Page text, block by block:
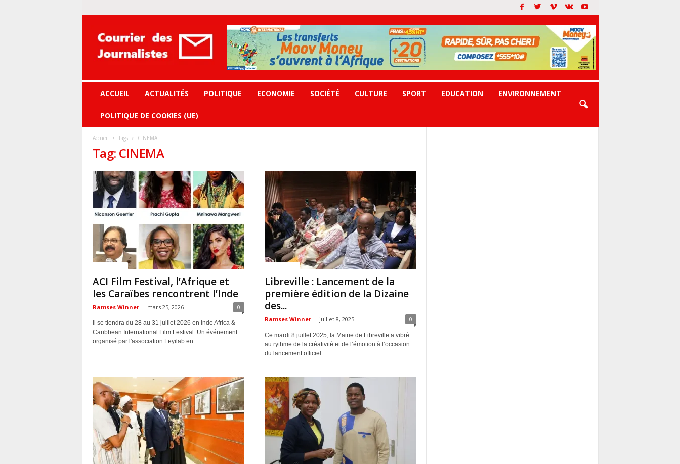
journalistes
ACCUEIL ACTUALITÉS POLITIQUE ECONOMIE SOCIÉTÉ CULTURE SPORT EDUCATION ENVIRONNEMENT
POLITIQUE DE COOKIES (UE)
Accueil Tags CINEMA
Tag: CINEMA
ACI Film Festival, l’Afrique et
les Caraïbes rencontrent l’Inde
Ramses Winner - mars 25, 2026 0
Il se tiendra du 28 au 31 juillet 2026 en Inde Africa &
Caribbean International Film Festival. Un événement
organisé par l'association Leyilab en...
Libreville : Lancement de la
première édition de la Dizaine
des...
Ramses Winner - juillet 8, 2025 0
Ce mardi 8 juillet 2025, la Mairie de Libreville a vibré
au rythme de la créativité et de l’émotion à l’occasion
du lancement officiel...